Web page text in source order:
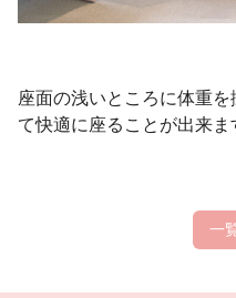
座面の浅いところに体重
て快適に座ることが出来ま
一